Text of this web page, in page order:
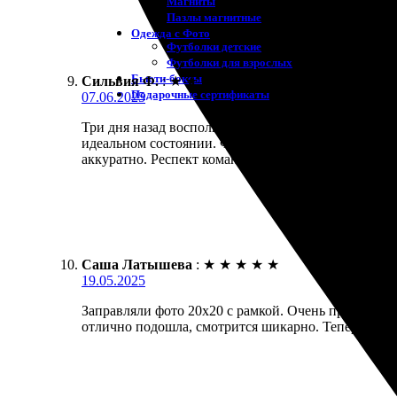
Пазлы магнитные
Одежда с Фото
Футболки детские
Футболки для взрослых
Бьюти-боксы
Подарочные сертификаты
Сильвия Ф. : ★ ★ ★
07.06.2025
Три дня назад воспользовалась услугами этой
идеальном состоянии. Фотографии выглядят так,
аккуратно. Респект команде за качественный
Саша Латышева : ★ ★ ★ ★ ★
19.05.2025
Заправляли фото 20х20 с рамкой. Очень приятно
отлично подошла, смотрится шикарно. Теперь